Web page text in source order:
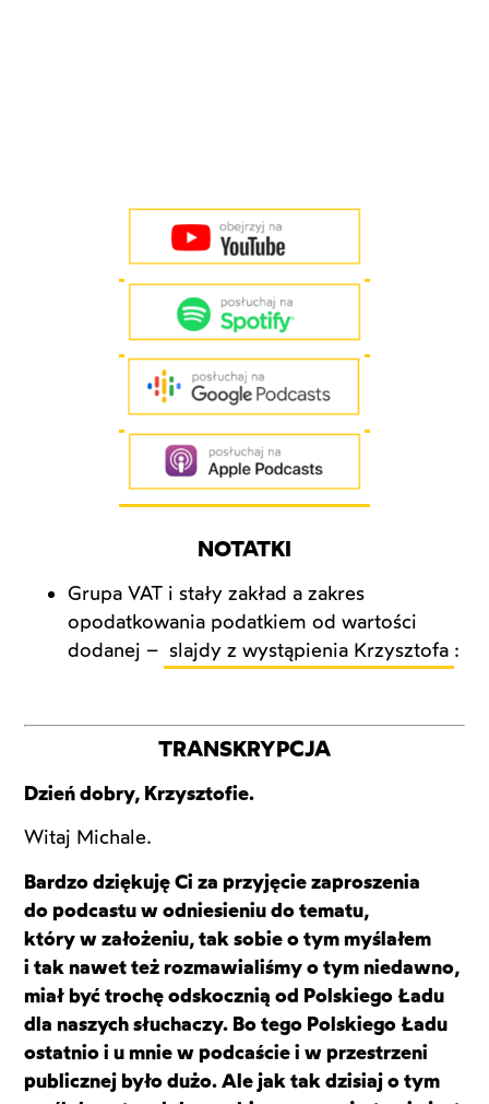
NOTATKI
Grupa VAT i stały zakład a zakres
opodatkowania podatkiem od wartości
dodanej – slajdy z wystąpienia Krzysztofa :
TRANSKRYPCJA
Dzień dobry, Krzysztofie.
Witaj Michale.
Bardzo dziękuję Ci za przyjęcie zaproszenia
do podcastu w odniesieniu do tematu,
który w założeniu, tak sobie o tym myślałem
i tak nawet też rozmawialiśmy o tym niedawno,
miał być trochę odskocznią od Polskiego Ładu
dla naszych słuchaczy. Bo tego Polskiego Ładu
ostatnio i u mnie w podcaście i w przestrzeni
publicznej było dużo. Ale jak tak dzisiaj o tym